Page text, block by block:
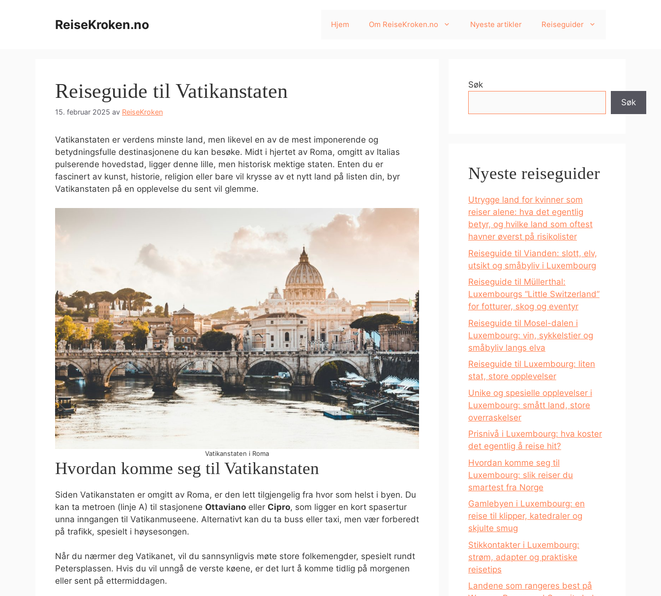
ReiseKroken.no Hjem Om ReiseKroken.no Nyeste artikler Reiseguider
Reiseguide til Vatikanstaten
15. februar 2025 av ReiseKroken
Vatikanstaten er verdens minste land, men likevel en av de mest imponerende og
betydningsfulle destinasjonene du kan besøke. Midt i hjertet av Roma, omgitt av Italias
pulserende hovedstad, ligger denne lille, men historisk mektige staten. Enten du er
fascinert av kunst, historie, religion eller bare vil krysse av et nytt land på listen din, byr
Vatikanstaten på en opplevelse du sent vil glemme.
Vatikanstaten i Roma
Hvordan komme seg til Vatikanstaten
Siden Vatikanstaten er omgitt av Roma, er den lett tilgjengelig fra hvor som helst i byen. Du
kan ta metroen (linje A) til stasjonene Ottaviano eller Cipro, som ligger en kort spasertur
unna inngangen til Vatikanmuseene. Alternativt kan du ta buss eller taxi, men vær forberedt
på trafikk, spesielt i høysesongen.
Når du nærmer deg Vatikanet, vil du sannsynligvis møte store folkemengder, spesielt rundt
Petersplassen. Hvis du vil unngå de verste køene, er det lurt å komme tidlig på morgenen
eller sent på ettermiddagen.
Søk
Søk
Nyeste reiseguider
Utrygge land for kvinner som
reiser alene: hva det egentlig
betyr, og hvilke land som oftest
havner øverst på risikolister
Reiseguide til Vianden: slott, elv,
utsikt og småbyliv i Luxembourg
Reiseguide til Müllerthal:
Luxembourgs “Little Switzerland”
for fotturer, skog og eventyr
Reiseguide til Mosel-dalen i
Luxembourg: vin, sykkelstier og
småbyliv langs elva
Reiseguide til Luxembourg: liten
stat, store opplevelser
Unike og spesielle opplevelser i
Luxembourg: smått land, store
overraskelser
Prisnivå i Luxembourg: hva koster
det egentlig å reise hit?
Hvordan komme seg til
Luxembourg: slik reiser du
smartest fra Norge
Gamlebyen i Luxembourg: en
reise til klipper, katedraler og
skjulte smug
Stikkontakter i Luxembourg:
strøm, adapter og praktiske
reisetips
Landene som rangeres best på